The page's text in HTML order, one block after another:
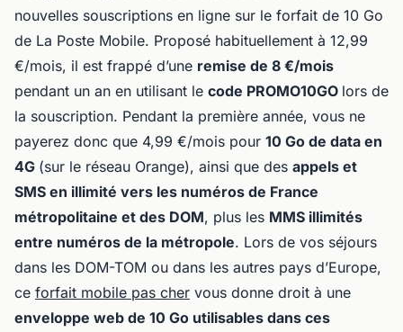
nouvelles souscriptions en ligne sur le forfait de 10 Go
de La Poste Mobile. Proposé habituellement à 12,99
€/mois, il est frappé d’une remise de 8 €/mois
pendant un an en utilisant le code PROMO10GO lors de
la souscription. Pendant la première année, vous ne
payerez donc que 4,99 €/mois pour 10 Go de data en
4G (sur le réseau Orange), ainsi que des appels et
SMS en illimité vers les numéros de France
métropolitaine et des DOM, plus les MMS illimités
entre numéros de la métropole. Lors de vos séjours
dans les DOM-TOM ou dans les autres pays d’Europe,
ce forfait mobile pas cher vous donne droit à une
enveloppe web de 10 Go utilisables dans ces